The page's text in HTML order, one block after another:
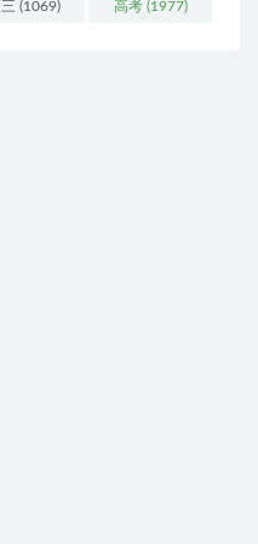
(1069) 高考(1977)